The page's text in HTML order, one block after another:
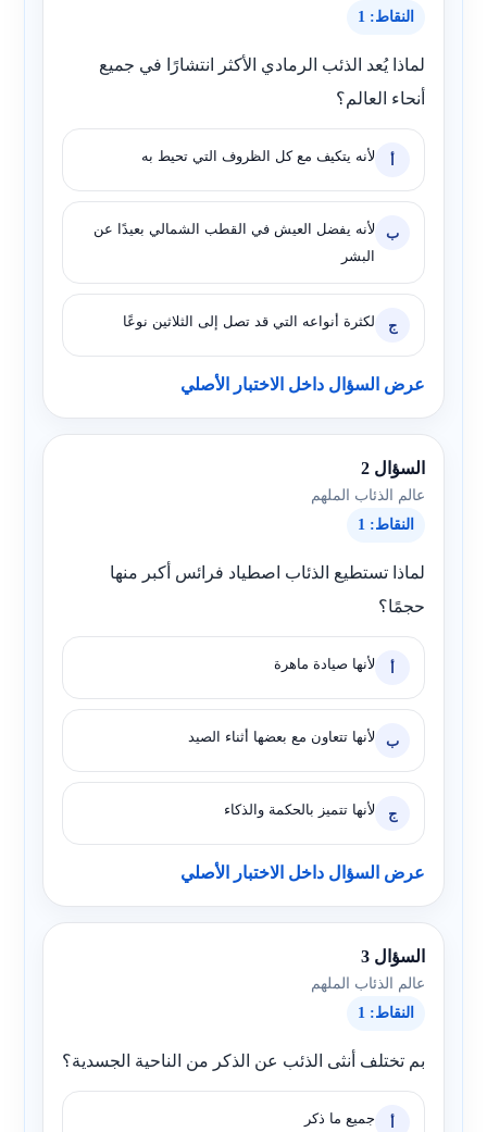
النقاط: 1
لماذا يُعد الذئب الرمادي الأكثر انتشارًا في جميع
أنحاء العالم؟
أ لأنه يتكيف مع كل الظروف التي تحيط به
ب
لأنه يفضل العيش في القطب الشمالي بعيدًا عن
البشر
ج لكثرة أنواعه التي قد تصل إلى الثلاثين نوعًا
عرض السؤال داخل الاختبار الأصلي
السؤال 2
عالم الذئاب الملهم
النقاط: 1
لماذا تستطيع الذئاب اصطياد فرائس أكبر منها
حجمًا؟
أ لأنها صيادة ماهرة
ب لأنها تتعاون مع بعضها أثناء الصيد
ج لأنها تتميز بالحكمة والذكاء
عرض السؤال داخل الاختبار الأصلي
السؤال 3
عالم الذئاب الملهم
النقاط: 1
بم تختلف أنثى الذئب عن الذكر من الناحية الجسدية؟
أ جميع ما ذكر